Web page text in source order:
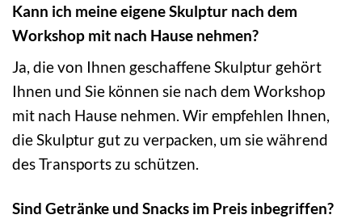
Kann ich meine eigene Skulptur nach dem
Workshop mit nach Hause nehmen?
Ja, die von Ihnen geschaffene Skulptur gehört
Ihnen und Sie können sie nach dem Workshop
mit nach Hause nehmen. Wir empfehlen Ihnen,
die Skulptur gut zu verpacken, um sie während
des Transports zu schützen.
Sind Getränke und Snacks im Preis inbegriffen?